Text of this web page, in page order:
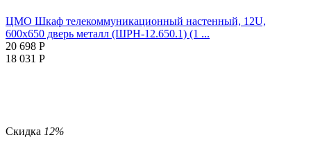
ЦМО Шкаф телекоммуникационный настенный, 12U,
600х650 дверь металл (ШРН-12.650.1) (1 ...
20 698 Р
18 031 Р
Скидка 12%